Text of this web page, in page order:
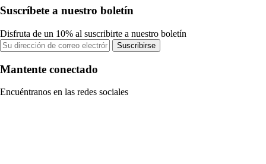
Suscríbete a nuestro boletín
Disfruta de un 10% al suscribirte a nuestro boletín
Suscribirse
Mantente conectado
Encuéntranos en las redes sociales